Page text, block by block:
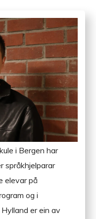
i Bergen har
språkhjelparar
elevar på
og i
er ein av